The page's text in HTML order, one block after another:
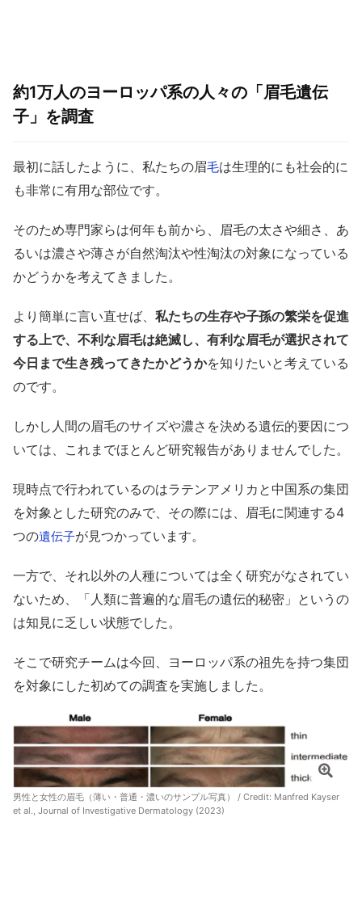
約1万人のヨーロッパ系の人々の「眉毛遺伝
子」を調査
最初に話したように、私たちの眉毛は生理的にも社会的に
も非常に有用な部位です。
そのため専門家らは何年も前から、眉毛の太さや細さ、あ
るいは濃さや薄さが自然淘汰や性淘汰の対象になっている
かどうかを考えてきました。
より簡単に言い直せば、 私たちの生存や子孫の繁栄を促進
する上で、不利な眉毛は絶滅し、有利な眉毛が選択されて
今日まで生き残ってきたかどうかを知りたいと考えている
のです。
しかし人間の眉毛のサイズや濃さを決める遺伝的要因につ
いては、これまでほとんど研究報告がありませんでした。
現時点で行われているのはラテンアメリカと中国系の集団
を対象とした研究のみで、その際には、眉毛に関連する4
つの遺伝子が見つかっています。
一方で、それ以外の人種については全く研究がなされてい
ないため、「人類に普遍的な眉毛の遺伝的秘密」というの
は知見に乏しい状態でした。
そこで研究チームは今回、ヨーロッパ系の祖先を持つ集団
を対象にした初めての調査を実施しました。
男性と女性の眉毛（薄い・普通・濃いのサンプル写真） / Credit: Manfred Kayser
et al., Journal of Investigative Dermatology (2023)